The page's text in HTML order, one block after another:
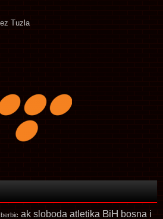
Tuzla
ak sloboda atletika BiH bosna i